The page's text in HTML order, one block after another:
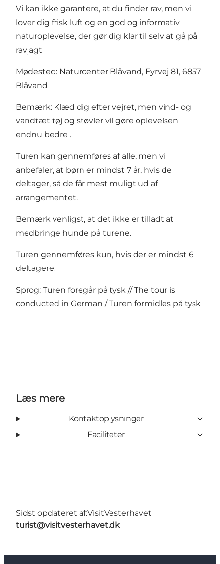
Vi kan ikke garantere, at du finder rav, men vi
lover dig frisk luft og en god og informativ
naturoplevelse, der gør dig klar til selv at gå på
ravjagt
Mødested: Naturcenter Blåvand, Fyrvej 81, 6857
Blåvand
Bemærk: Klæd dig efter vejret, men vind- og
vandtæt tøj og støvler vil gøre oplevelsen
endnu bedre .
Turen kan gennemføres af alle, men vi
anbefaler, at børn er mindst 7 år, hvis de
deltager, så de får mest muligt ud af
arrangementet.
Bemærk venligst, at det ikke er tilladt at
medbringe hunde på turene.
Turen gennemføres kun, hvis der er mindst 6
deltagere.
Sprog: Turen foregår på tysk // The tour is
conducted in German / Turen formidles på tysk
Læs mere
Kontaktoplysninger
Faciliteter
Sidst opdateret af:VisitVesterhavet
turist@visitvesterhavet.dk